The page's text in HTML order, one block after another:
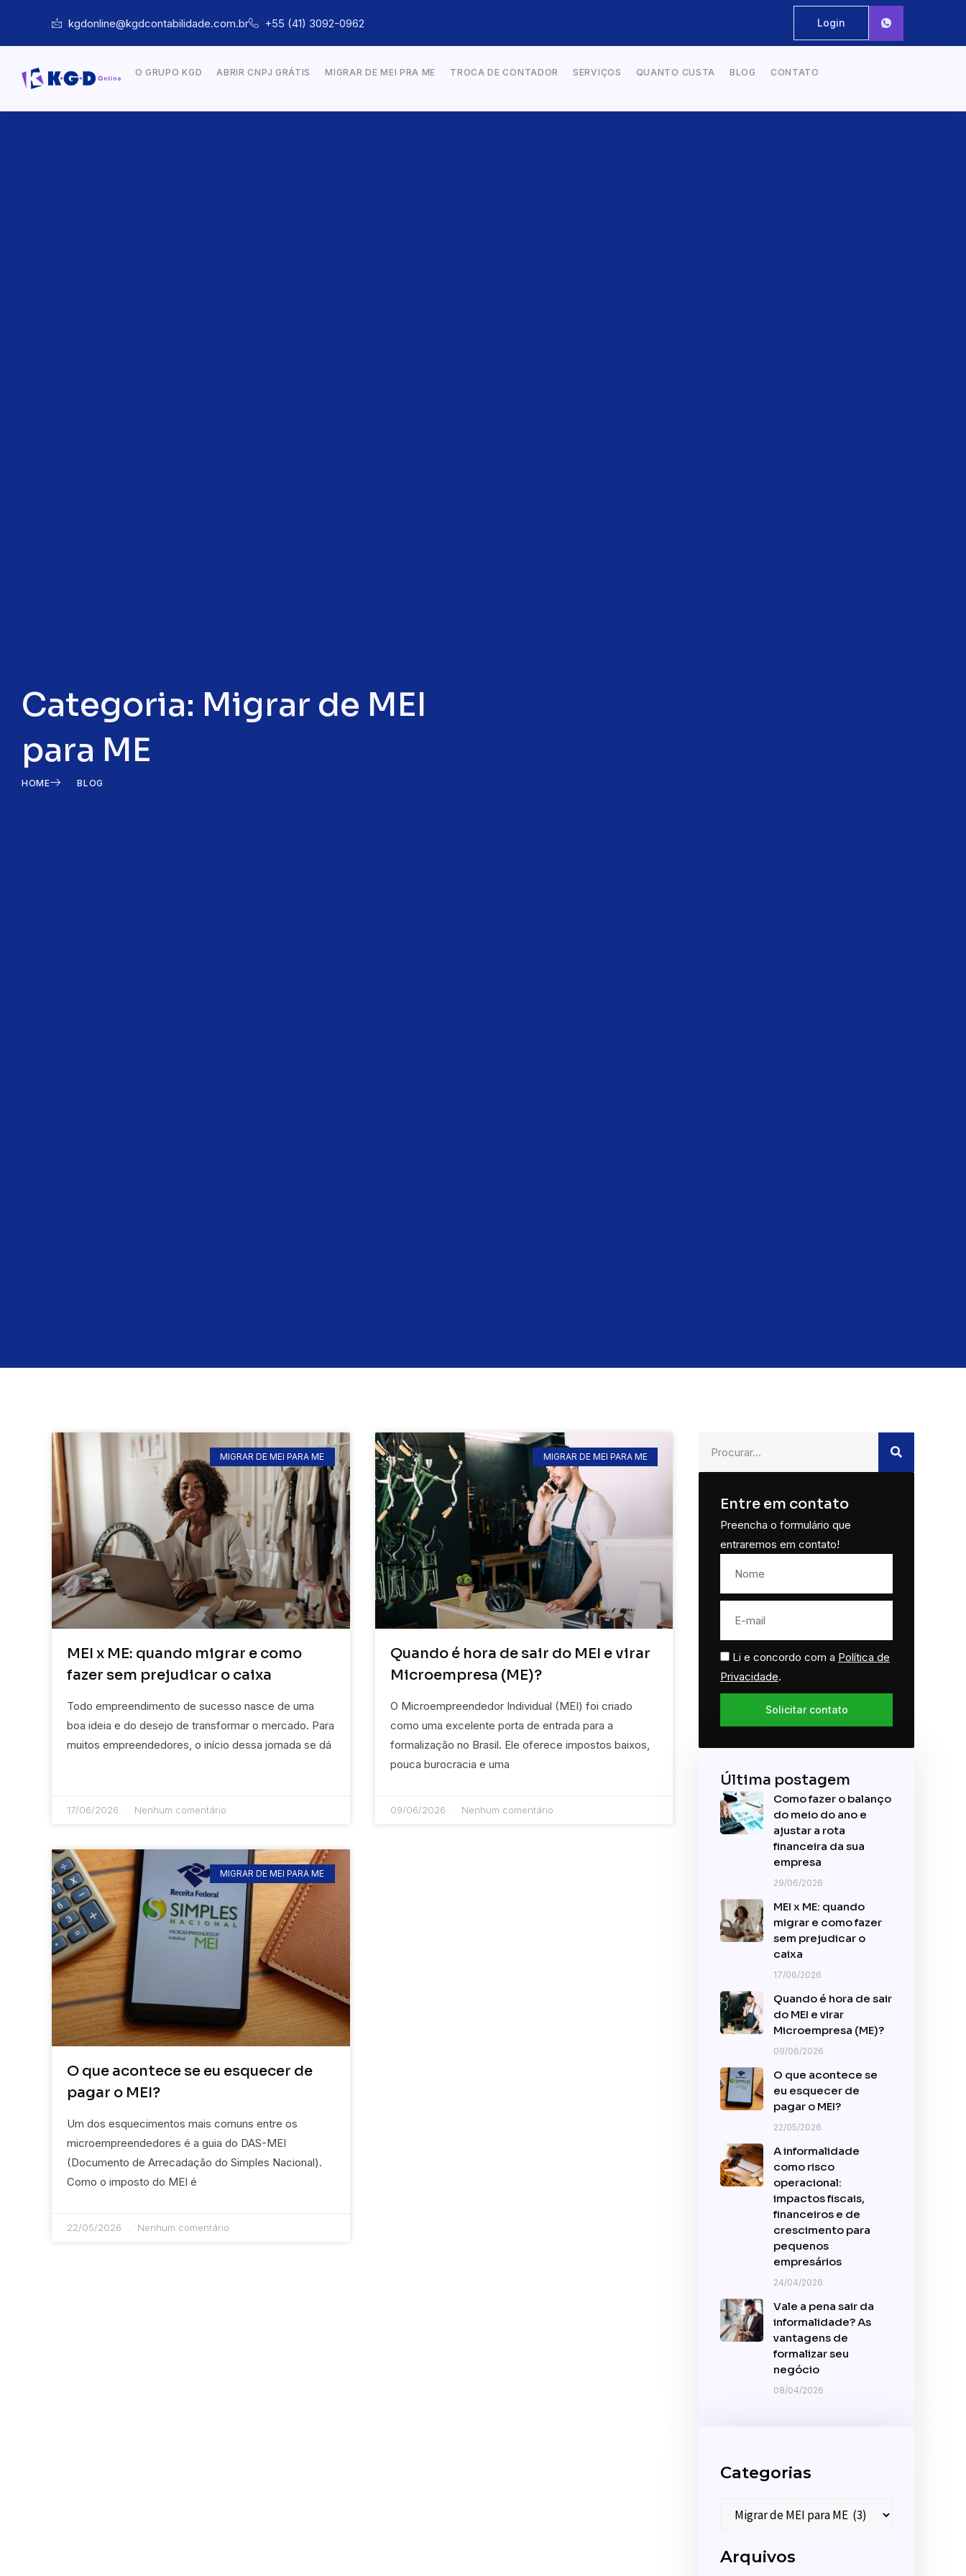
kgdonline@kgdcontabilidade.com.br +55 (41) 3092-0962 Login
O GRUPO KGD ABRIR CNPJ GRÁTIS MIGRAR DE MEI PRA ME TROCA DE CONTADOR SERVIÇOS QUANTO CUSTA BLOG CONTATO
Categoria: Migrar de MEI
para ME
HOME BLOG
MIGRAR DE MEI PARA ME
MEI x ME: quando migrar e como
fazer sem prejudicar o caixa
Todo empreendimento de sucesso nasce de uma
boa ideia e do desejo de transformar o mercado. Para
muitos empreendedores, o início dessa jornada se dá
17/06/2026 Nenhum comentário
MIGRAR DE MEI PARA ME
Quando é hora de sair do MEI e virar
Microempresa (ME)?
O Microempreendedor Individual (MEI) foi criado
como uma excelente porta de entrada para a
formalização no Brasil. Ele oferece impostos baixos,
pouca burocracia e uma
09/06/2026 Nenhum comentário
MIGRAR DE MEI PARA ME
O que acontece se eu esquecer de
pagar o MEI?
Um dos esquecimentos mais comuns entre os
microempreendedores é a guia do DAS-MEI
(Documento de Arrecadação do Simples Nacional).
Como o imposto do MEI é
22/05/2026 Nenhum comentário
Entre em contato
Preencha o formulário que
entraremos em contato!
Li e concordo com a Política de
Privacidade.
Solicitar contato
Última postagem
Como fazer o balanço
do meio do ano e
ajustar a rota
financeira da sua
empresa
29/06/2026
MEI x ME: quando
migrar e como fazer
sem prejudicar o
caixa
17/06/2026
Quando é hora de sair
do MEI e virar
Microempresa (ME)?
09/06/2026
O que acontece se
eu esquecer de
pagar o MEI?
22/05/2026
A informalidade
como risco
operacional:
impactos fiscais,
financeiros e de
crescimento para
pequenos
empresários
24/04/2026
Vale a pena sair da
informalidade? As
vantagens de
formalizar seu
negócio
08/04/2026
Categorias
Arquivos